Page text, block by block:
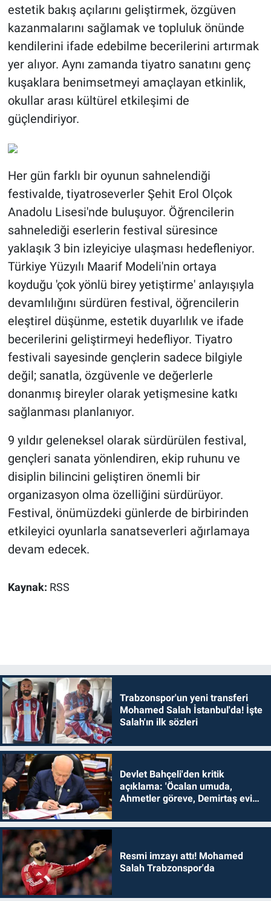
estetik bakış açılarını geliştirmek, özgüven
kazanmalarını sağlamak ve topluluk önünde
kendilerini ifade edebilme becerilerini artırmak
yer alıyor. Aynı zamanda tiyatro sanatını genç
kuşaklara benimsetmeyi amaçlayan etkinlik,
okullar arası kültürel etkileşimi de
güçlendiriyor.
Her gün farklı bir oyunun sahnelendiği
festivalde, tiyatroseverler Şehit Erol Olçok
Anadolu Lisesi'nde buluşuyor. Öğrencilerin
sahnelediği eserlerin festival süresince
yaklaşık 3 bin izleyiciye ulaşması hedefleniyor.
Türkiye Yüzyılı Maarif Modeli'nin ortaya
koyduğu 'çok yönlü birey yetiştirme' anlayışıyla
devamlılığını sürdüren festival, öğrencilerin
eleştirel düşünme, estetik duyarlılık ve ifade
becerilerini geliştirmeyi hedefliyor. Tiyatro
festivali sayesinde gençlerin sadece bilgiyle
değil; sanatla, özgüvenle ve değerlerle
donanmış bireyler olarak yetişmesine katkı
sağlanması planlanıyor.
9 yıldır geleneksel olarak sürdürülen festival,
gençleri sanata yönlendiren, ekip ruhunu ve
disiplin bilincini geliştiren önemli bir
organizasyon olma özelliğini sürdürüyor.
Festival, önümüzdeki günlerde de birbirinden
etkileyici oyunlarla sanatseverleri ağırlamaya
devam edecek.
Kaynak: RSS
Trabzonspor'un yeni transferi
Mohamed Salah İstanbul'da! İşte
Salah'ın ilk sözleri
Devlet Bahçeli'den kritik
açıklama: 'Öcalan umuda,
Ahmetler göreve, Demirtaş evine
Resmi imzayı attı! Mohamed
Salah Trabzonspor'da